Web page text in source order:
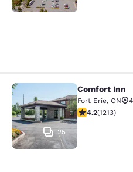
Comfort Inn
25
Comfort Inn
Fort Erie, ON
calificación de
4.2(1213)